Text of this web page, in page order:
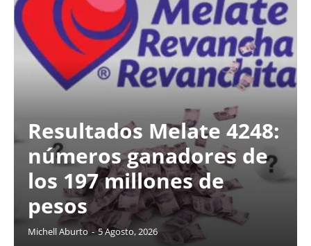
Resultados Melate 4248:
números ganadores de
los 197 millones de
pesos
Michell Aburto - 5 Agosto, 2026